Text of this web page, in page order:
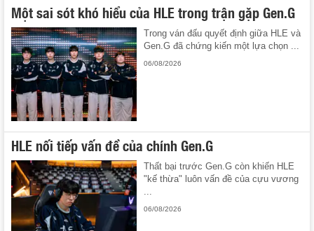
Một sai sót khó hiểu của HLE trong trận gặp Gen.G
Trong ván đấu quyết định giữa HLE và
Gen.G đã chứng kiến một lựa chọn ...
06/08/2026
HLE nối tiếp vấn đề của chính Gen.G
Thất bại trước Gen.G còn khiến HLE
"kế thừa" luôn vấn đề của cựu vương
06/08/2026